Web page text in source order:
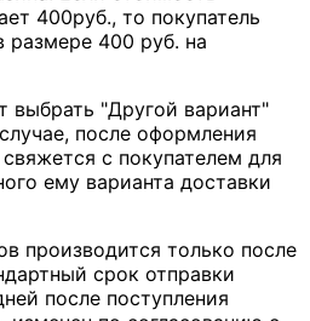
400руб., то покупатель
размере 400 руб. на
выбрать "Другой вариант"
после оформления
с покупателем для
ему варианта доставки
производится только после
срок отправки
после поступления